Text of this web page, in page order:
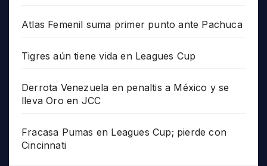
Atlas Femenil suma primer punto ante Pachuca
Tigres aún tiene vida en Leagues Cup
Derrota Venezuela en penaltis a México y se
lleva Oro en JCC
Fracasa Pumas en Leagues Cup; pierde con
Cincinnati